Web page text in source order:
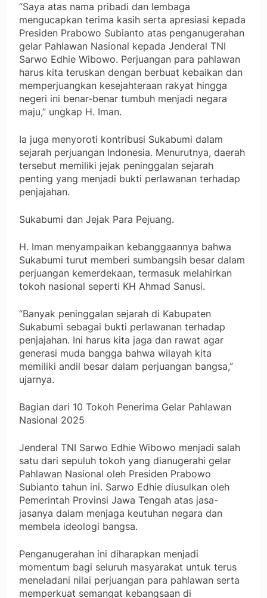
“Saya atas nama pribadi dan lembaga
mengucapkan terima kasih serta apresiasi kepada
Presiden Prabowo Subianto atas penganugerahan
gelar Pahlawan Nasional kepada Jenderal TNI
Sarwo Edhie Wibowo. Perjuangan para pahlawan
harus kita teruskan dengan berbuat kebaikan dan
memperjuangkan kesejahteraan rakyat hingga
negeri ini benar-benar tumbuh menjadi negara
maju,” ungkap H. Iman.
Ia juga menyoroti kontribusi Sukabumi dalam
sejarah perjuangan Indonesia. Menurutnya, daerah
tersebut memiliki jejak peninggalan sejarah
penting yang menjadi bukti perlawanan terhadap
penjajahan.
Sukabumi dan Jejak Para Pejuang.
H. Iman menyampaikan kebanggaannya bahwa
Sukabumi turut memberi sumbangsih besar dalam
perjuangan kemerdekaan, termasuk melahirkan
tokoh nasional seperti KH Ahmad Sanusi.
“Banyak peninggalan sejarah di Kabupaten
Sukabumi sebagai bukti perlawanan terhadap
penjajahan. Ini harus kita jaga dan rawat agar
generasi muda bangga bahwa wilayah kita
memiliki andil besar dalam perjuangan bangsa,”
ujarnya.
Bagian dari 10 Tokoh Penerima Gelar Pahlawan
Nasional 2025
Jenderal TNI Sarwo Edhie Wibowo menjadi salah
satu dari sepuluh tokoh yang dianugerahi gelar
Pahlawan Nasional oleh Presiden Prabowo
Subianto tahun ini. Sarwo Edhie diusulkan oleh
Pemerintah Provinsi Jawa Tengah atas jasa-
jasanya dalam menjaga keutuhan negara dan
membela ideologi bangsa.
Penganugerahan ini diharapkan menjadi
momentum bagi seluruh masyarakat untuk terus
meneladani nilai perjuangan para pahlawan serta
memperkuat semangat kebangsaan di